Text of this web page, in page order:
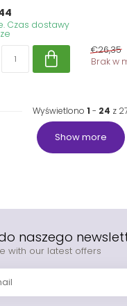
Czas dostawy
€26,35
Brak w
Wyświetlono 1 - 24 z
Show more
naszego
with our latest offers